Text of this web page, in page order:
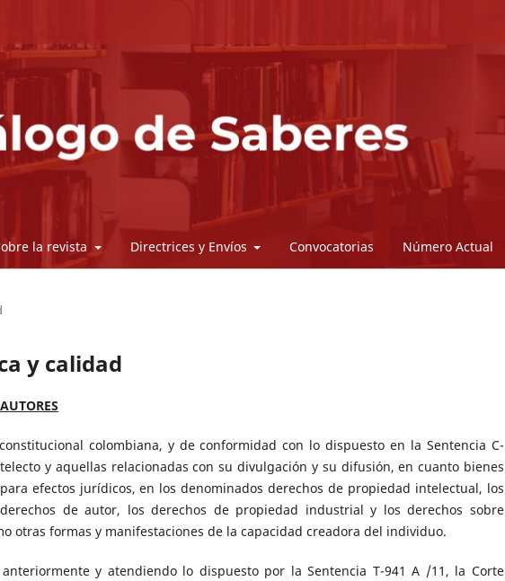
la revista Directrices y Envíos Convocatorias Número Actual
y calidad
colombiana, y de conformidad con lo dispuesto en la Sentencia C-
y aquellas relacionadas con su divulgación y su difusión, en cuanto bienes
efectos jurídicos, en los denominados derechos de propiedad intelectual, los
de autor, los derechos de propiedad industrial y los derechos sobre
otras formas y manifestaciones de la capacidad creadora del individuo.
y atendiendo lo dispuesto por la Sentencia T-941 A /11, la Corte